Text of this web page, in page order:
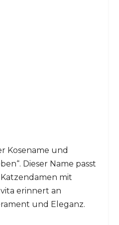
Kosename und
Dieser Name passt
mit
erinnert an
und Eleganz.